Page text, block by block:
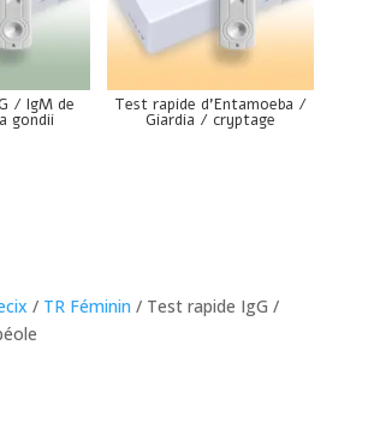
/ IgM de
gondii
Test rapide d’Entamoeba /
Giardia / cryptage
/ TR Féminin / Test rapide IgG /